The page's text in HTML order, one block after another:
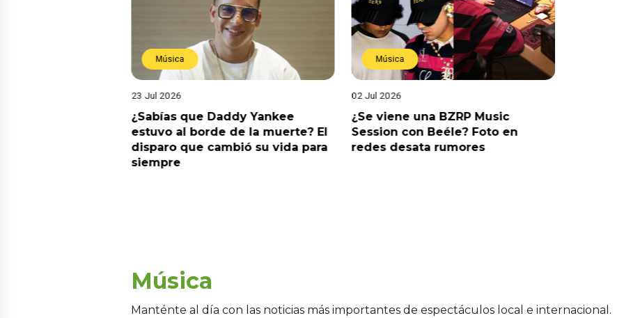
Música
23 Jul 2026
¿Sabías que Daddy Yankee
estuvo al borde de la muerte? El
disparo que cambió su vida para
siempre
Música
02 Jul 2026
¿Se viene una BZRP Music
Session con Beéle? Foto en
redes desata rumores
Música
Manténte al día con las noticias más importantes de espectáculos local e internacional.